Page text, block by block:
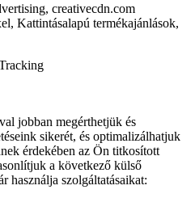
creativecdn.com
Kattintásalapú termékajánlások,
jobban megérthetjük és
sikerét, és optimalizálhatjuk
érdekében az Ön titkosított
a következő külső
használja szolgáltatásaikat: